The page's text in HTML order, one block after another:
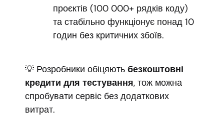
проєктів (100 000+ рядків коду)
та стабільно функціонує понад 10
годин без критичних збоїв.
💡 Розробники обіцяють безкоштовні
кредити для тестування, тож можна
спробувати сервіс без додаткових
витрат.